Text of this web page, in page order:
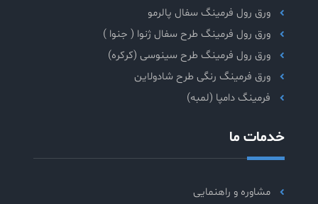
ورق رول فرمینگ سفال پالرمو
ورق رول فرمینگ طرح سفال ژنوا ( جنوا )
ورق رول فرمینگ طرح سینوسی (کرکره)
ورق فرمینگ رنگی طرح شادولاین
فرمینگ دامپا (لمبه)
خدمات ما
مشاوره و راهنمایی